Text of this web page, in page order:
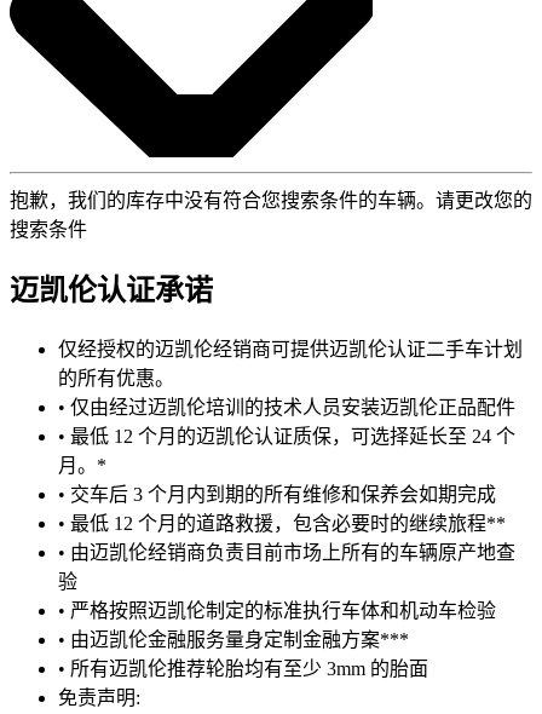
抱歉，我们的库存中没有符合您搜索条件的车辆。请更改您的
搜索条件
迈凯伦认证承诺
仅经授权的迈凯伦经销商可提供迈凯伦认证二手车计划
的所有优惠。
• 仅由经过迈凯伦培训的技术人员安装迈凯伦正品配件
• 最低 12 个月的迈凯伦认证质保，可选择延长至 24 个
月。*
• 交车后 3 个月内到期的所有维修和保养会如期完成
• 最低 12 个月的道路救援，包含必要时的继续旅程**
• 由迈凯伦经销商负责目前市场上所有的车辆原产地查
验
• 严格按照迈凯伦制定的标准执行车体和机动车检验
• 由迈凯伦金融服务量身定制金融方案***
• 所有迈凯伦推荐轮胎均有至少 3mm 的胎面
免责声明: